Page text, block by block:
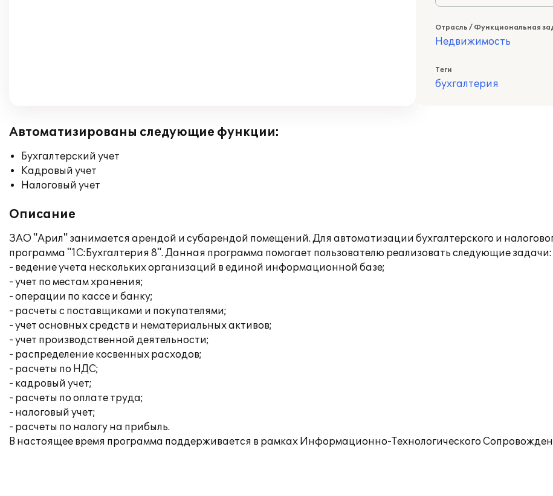
Отрасль / Функциональная
Недвижимость
Теги
бухгалтерия
Автоматизированы следующие функции:
Бухгалтерский учет
Кадровый учет
Налоговый учет
Описание
ЗАО "Арил" занимается арендой и субарендой помещений. Для автоматизации бухгалтерского и
программа "1С:Бухгалтерия 8". Данная программа помогает пользователю реализовать следующие задачи:
- ведение учета нескольких организаций в единой информационной базе;
- учет по местам хранения;
- операции по кассе и банку;
- расчеты с поставщиками и покупателями;
- учет основных средств и нематериальных активов;
- учет производственной деятельности;
- распределение косвенных расходов;
- расчеты по НДС;
- кадровый учет;
- расчеты по оплате труда;
- налоговый учет;
- расчеты по налогу на прибыль.
В настоящее время программа поддерживается в рамках Информационно-Технологического